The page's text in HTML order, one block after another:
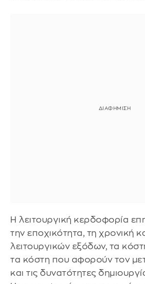
Η λειτουργική κερδοφορία
την εποχικότητα, τη χρονική
λειτουργικών εξόδων, τα
τα κόστη που αφορούν τον
και τις δυνατότητες